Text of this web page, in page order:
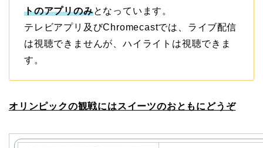
トのアプリのみとなっています。
テレビアプリ及びChromecastでは、ライブ配信
は視聴できませんが、ハイライトは視聴できま
す。
オリンピックの観戦にはスイーツのおともにどうぞ